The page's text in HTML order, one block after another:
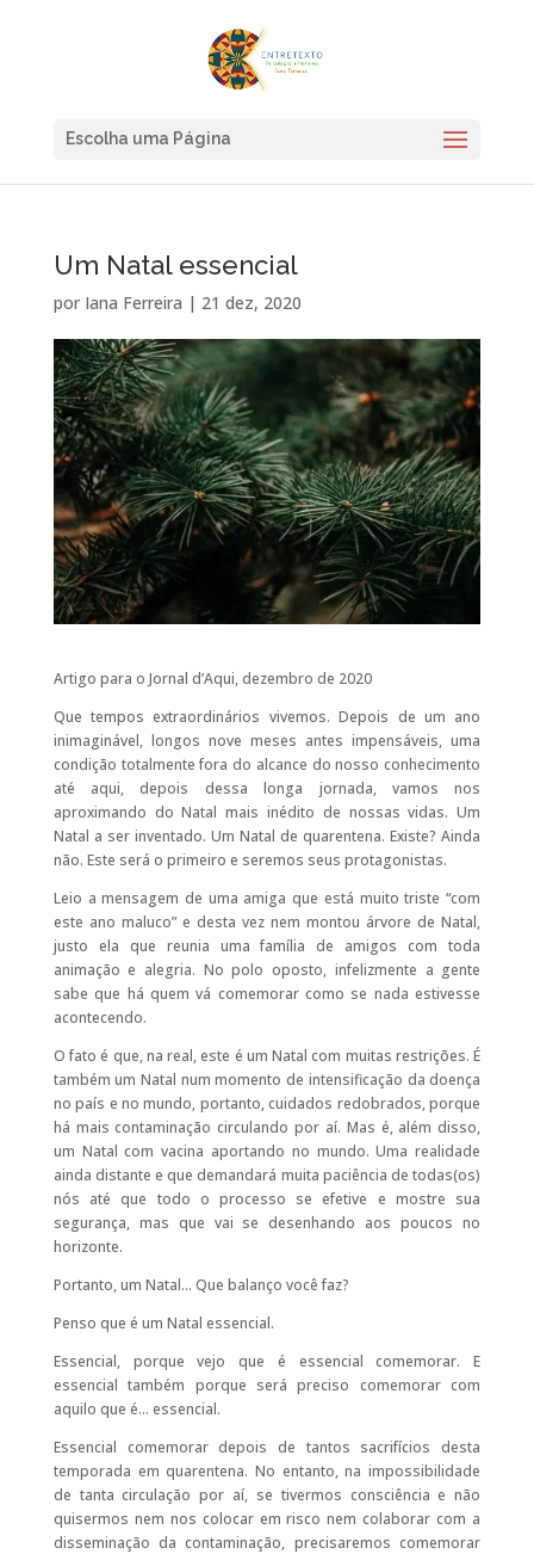
Escolha uma Página
Um Natal essencial
por Iana Ferreira | 21 dez, 2020
Artigo para o Jornal d’Aqui, dezembro de 2020
Que tempos extraordinários vivemos. Depois de um ano
inimaginável, longos nove meses antes impensáveis, uma
condição totalmente fora do alcance do nosso conhecimento
até aqui, depois dessa longa jornada, vamos nos
aproximando do Natal mais inédito de nossas vidas. Um
Natal a ser inventado. Um Natal de quarentena. Existe? Ainda
não. Este será o primeiro e seremos seus protagonistas.
Leio a mensagem de uma amiga que está muito triste “com
este ano maluco” e desta vez nem montou árvore de Natal,
justo ela que reunia uma família de amigos com toda
animação e alegria. No polo oposto, infelizmente a gente
sabe que há quem vá comemorar como se nada estivesse
acontecendo.
O fato é que, na real, este é um Natal com muitas restrições. É
também um Natal num momento de intensificação da doença
no país e no mundo, portanto, cuidados redobrados, porque
há mais contaminação circulando por aí. Mas é, além disso,
um Natal com vacina aportando no mundo. Uma realidade
ainda distante e que demandará muita paciência de todas(os)
nós até que todo o processo se efetive e mostre sua
segurança, mas que vai se desenhando aos poucos no
horizonte.
Portanto, um Natal… Que balanço você faz?
Penso que é um Natal essencial.
Essencial, porque vejo que é essencial comemorar. E
essencial também porque será preciso comemorar com
aquilo que é… essencial.
Essencial comemorar depois de tantos sacrifícios desta
temporada em quarentena. No entanto, na impossibilidade
de tanta circulação por aí, se tivermos consciência e não
quisermos nem nos colocar em risco nem colaborar com a
disseminação da contaminação, precisaremos comemorar